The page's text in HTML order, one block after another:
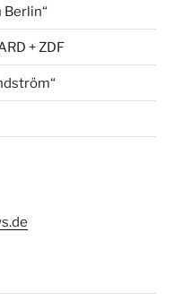
Berlin“
+ ZDF